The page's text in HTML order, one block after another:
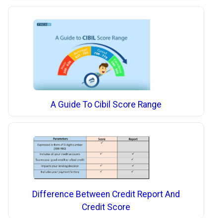
A Guide To Cibil Score Range
Difference Between Credit Report And
Credit Score